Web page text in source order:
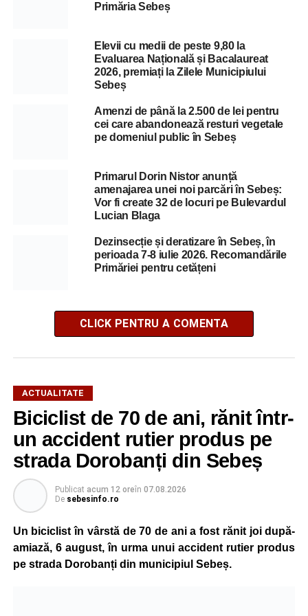
Primăria Sebeș
Elevii cu medii de peste 9,80 la
Evaluarea Națională și Bacalaureat
2026, premiați la Zilele Municipiului
Sebeș
Amenzi de până la 2.500 de lei pentru
cei care abandonează resturi vegetale
pe domeniul public în Sebeș
Primarul Dorin Nistor anunță
amenajarea unei noi parcări în Sebeș:
Vor fi create 32 de locuri pe Bulevardul
Lucian Blaga
Dezinsecție și deratizare în Sebeș, în
perioada 7-8 iulie 2026. Recomandările
Primăriei pentru cetățeni
CLICK PENTRU A COMENTA
ACTUALITATE
Biciclist de 70 de ani, rănit într-
un accident rutier produs pe
strada Dorobanți din Sebeș
Publicat acum 12 oreîn 07.08.2026
De sebesinfo.ro
Un biciclist în vârstă de 70 de ani a fost rănit joi după-
amiază, 6 august, în urma unui accident rutier produs
pe strada Dorobanți din municipiul Sebeș.